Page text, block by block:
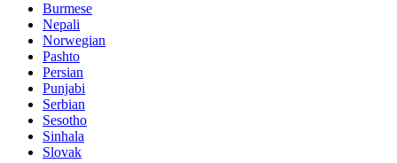
Burmese
Nepali
Norwegian
Pashto
Persian
Punjabi
Serbian
Sesotho
Sinhala
Slovak